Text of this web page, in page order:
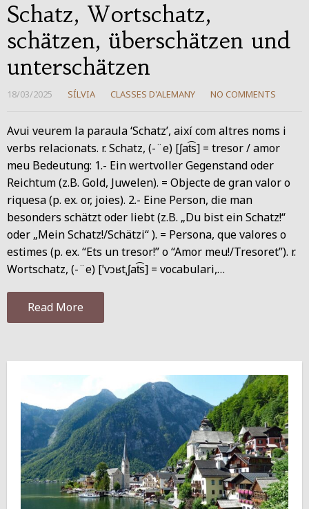
Schatz, Wortschatz,
schätzen, überschätzen und
unterschätzen
18/03/2025 SÍLVIA CLASSES D'ALEMANY NO COMMENTS
Avui veurem la paraula ‘Schatz’, així com altres noms i
verbs relacionats. r. Schatz, (-¨e) [ʃat͡s] = tresor / amor
meu Bedeutung: 1.- Ein wertvoller Gegenstand oder
Reichtum (z.B. Gold, Juwelen). = Objecte de gran valor o
riquesa (p. ex. or, joies). 2.- Eine Person, die man
besonders schätzt oder liebt (z.B. „Du bist ein Schatz!“
oder „Mein Schatz!/Schätzi“ ). = Persona, que valores o
estimes (p. ex. “Ets un tresor!” o “Amor meu!/Tresoret”). r.
Wortschatz, (-¨e) [ˈvɔʁtˌʃat͡s] = vocabulari,…
Read More